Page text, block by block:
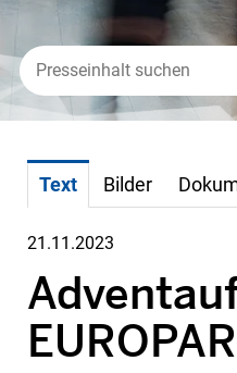
Text Bilder
21.11.2023